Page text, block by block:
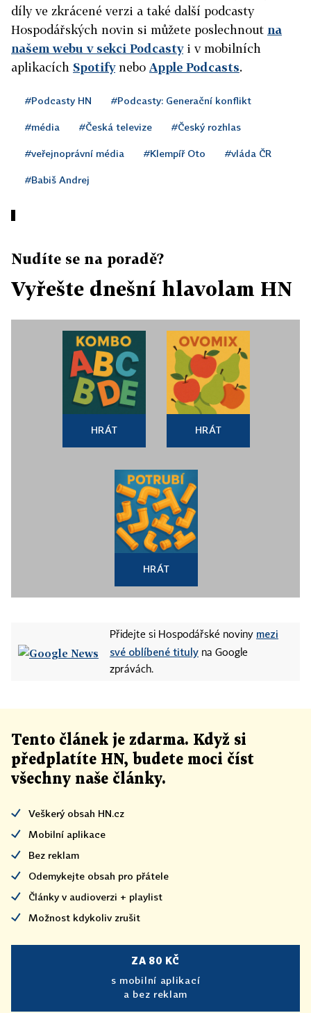
díly ve zkrácené verzi a také další podcasty
Hospodářských novin si můžete poslechnout na
našemwebu v sekci Podcastyi v mobilních
aplikacích Spotifynebo Apple Podcasts.
#Podcasty HN #Podcasty: Generační konflikt
#média #Česká televize #Český rozhlas
#veřejnoprávní média #Klempíř Oto #vláda ČR
#Babiš Andrej
Nudíte se na poradě?
Vyřešte dnešní hlavolam HN
HRÁT HRÁT
HRÁT
Přidejte si Hospodářské noviny mezi
své oblíbené tituly na Google
zprávách.
Tento článek je zdarma. Když si
předplatíte HN, budete moci číst
všechny naše články.
Veškerý obsah HN.cz
Mobilní aplikace
Bez reklam
Odemykejte obsah pro přátele
Články v audioverzi + playlist
Možnost kdykoliv zrušit
ZA 80 KČ
s mobilní aplikací
a bez reklam